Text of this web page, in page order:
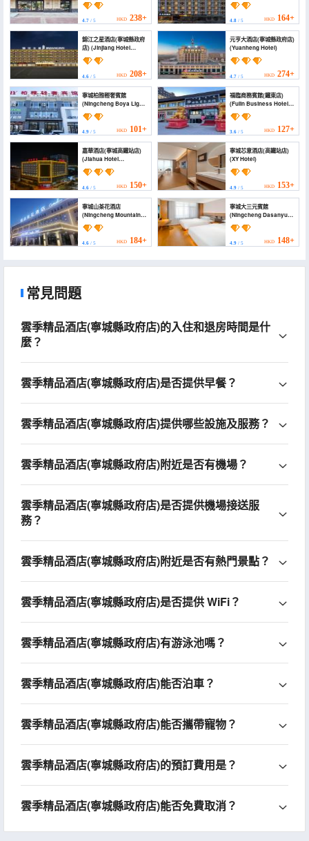
County Government))
4.7 / 5 HKD 238+ 4.8/ 5 HKD 164+
錦江之星酒店(寧城縣政府
店) (Jinjiang Hotel
(Ningcheng County
Government))
4.6 / 5 HKD 208+
元亨大酒店(寧城縣政府店)
(Yuanheng Hotel)
4.7/ 5 HKD 274+
寧城柏雅輕奢賓館
(Ningcheng Boya Light
Luxury Hotel)
4.9 / 5 HKD 101+
福臨商務賓館(鐵東店)
(Fulin Business Hotel
(Tiedong Branch))
3.6/ 5 HKD 127+
嘉華酒店(寧城高鐵站店)
(Jiahua Hotel
(Ningcheng High-speed
Railway Station))
4.6 / 5 HKD 150+
寧城芯意酒店(高鐵站店)
(XY Hotel)
4.9/ 5 HKD 153+
寧城山茶花酒店
(Ningcheng Mountain
Chahua Hotel)
4.6 / 5 HKD 184+
寧城大三元賓館
(Ningcheng Dasanyuan
Hotel)
4.9/ 5 HKD 148+
常見問題
雲季精品酒店(寧城縣政府店)的入住和退房時間是什
麼？
雲季精品酒店(寧城縣政府店)是否提供早餐？
雲季精品酒店(寧城縣政府店)提供哪些設施及服務？
雲季精品酒店(寧城縣政府店)附近是否有機場？
雲季精品酒店(寧城縣政府店)是否提供機場接送服
務？
雲季精品酒店(寧城縣政府店)附近是否有熱門景點？
雲季精品酒店(寧城縣政府店)是否提供 WiFi？
雲季精品酒店(寧城縣政府店)有游泳池嗎？
雲季精品酒店(寧城縣政府店)能否泊車？
雲季精品酒店(寧城縣政府店)能否攜帶寵物？
雲季精品酒店(寧城縣政府店)的預訂費用是？
雲季精品酒店(寧城縣政府店)能否免費取消？